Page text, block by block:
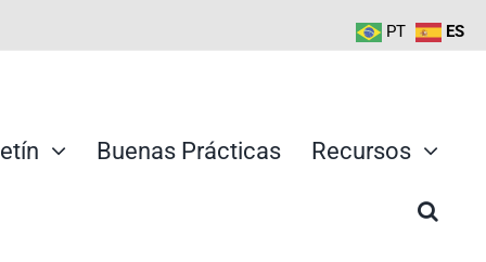
Buenas Prácticas Recursos
PT ES